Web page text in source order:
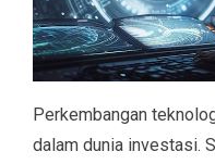
Perkembangan
dalam dunia investasi.